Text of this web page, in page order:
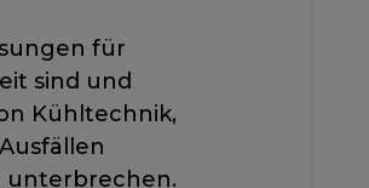
für
sind und
Kühltechnik,
unterbrechen.